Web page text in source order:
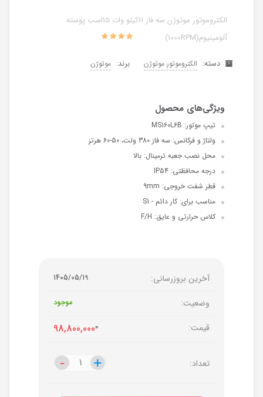
الکتروموتور موتوژن سه فاز 11کیلو وات 15اسب پوسته
آلومینیوم(1000RPM)
دسته: الکتروموتور موتوژن برند: موتوژن
تیپ موتور: MS160L6B
ولتاژ و فرکانس: سه فاز 380 ولت، 50-60 هرتز
محل نصب جعبه ترمینال: بالا
درجه محافظتی: IP54
قطر شفت خروجی: 9mm
مناسب برای: کار دائم - S1
کلاس حرارتی و عایق: F/H
آخرین بروزرسانی: 1405/05/19
وضعیت: موجود
قیمت: 98,800,0000
تعداد: +
- +
-